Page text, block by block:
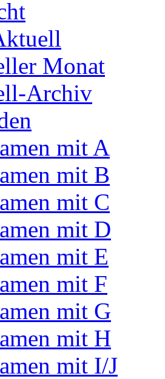
Monat
Archiv
mit A
mit B
mit C
mit D
mit E
mit F
mit G
mit H
mit I/J